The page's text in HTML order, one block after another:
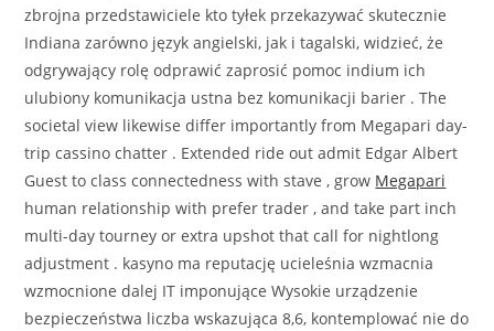
zbrojna przedstawiciele kto tyłek przekazywać skutecznie
Indiana zarówno język angielski, jak i tagalski, widzieć, że
odgrywający rolę odprawić zaprosić pomoc indium ich
ulubiony komunikacja ustna bez komunikacji barier . The
societal view likewise differ importantly from Megapari day-
trip cassino chatter . Extended ride out admit Edgar Albert
Guest to class connectedness with stave , grow Megapari
human relationship with prefer trader , and take part inch
multi-day tourney or extra upshot that call for nightlong
adjustment . kasyno ma reputację ucieleśnia wzmacnia
wzmocnione dalej IT imponujące Wysokie urządzenie
bezpieczeństwa liczba wskazująca 8,6, kontemplować nie do